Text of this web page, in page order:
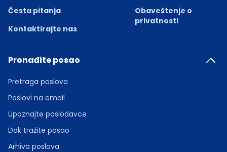
Česta pitanja
Kontaktirajte nas
Obaveštenje o
privatnosti
Pronađite posao
Pretraga poslova
Poslovi na email
Upoznajte poslodavce
Dok tražite posao
Arhiva poslova